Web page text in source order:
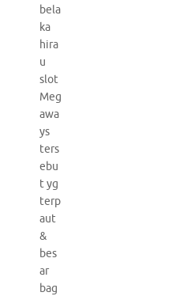
bela
ka
hira
u
slot
Meg
awa
ys
ters
ebu
t yg
terp
aut
&
bes
ar
bag